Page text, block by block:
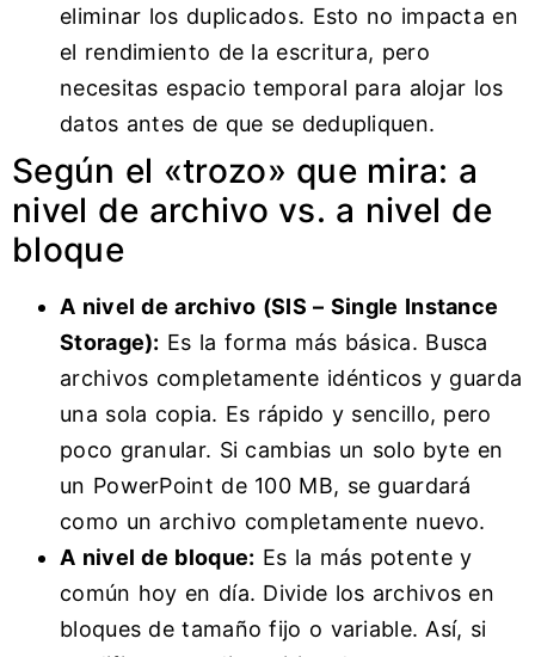
eliminar los duplicados. Esto no impacta en
el rendimiento de la escritura, pero
necesitas espacio temporal para alojar los
datos antes de que se dedupliquen.
Según el «trozo» que mira: a
nivel de archivo vs. a nivel de
bloque
A nivel de archivo (SIS – Single Instance
Storage): Es la forma más básica. Busca
archivos completamente idénticos y guarda
una sola copia. Es rápido y sencillo, pero
poco granular. Si cambias un solo byte en
un PowerPoint de 100 MB, se guardará
como un archivo completamente nuevo.
A nivel de bloque: Es la más potente y
común hoy en día. Divide los archivos en
bloques de tamaño fijo o variable. Así, si